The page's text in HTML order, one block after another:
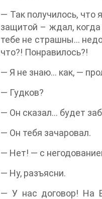
— Так получилось, что
защитой – ждал,
тебе не страшны…
что?! Понравилось?!
— Я не знаю… как, —
— Гудков?
— Он сказал… будет
— Он тебя зачаровал.
— Нет! — с
— Ну, разъясни.
— У нас договор! На